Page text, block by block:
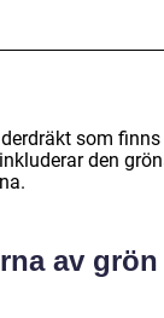
som finns
den
av grön